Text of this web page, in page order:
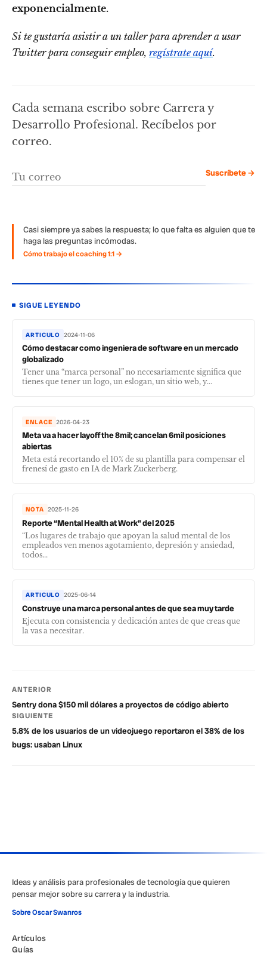
exponencialmente.
Si te gustaría asistir a un taller para aprender a usar
Twitter para conseguir empleo, regístrate aquí.
Cada semana escribo sobre Carrera y
Desarrollo Profesional. Recíbelos por
correo.
Suscríbete →
Casi siempre ya sabes la respuesta; lo que falta es alguien que te
haga las preguntas incómodas.
Cómo trabajo el coaching 1:1 →
SIGUE LEYENDO
ARTICULO 2024-11-06
Cómo destacar como ingeniera de software en un mercado
globalizado
Tener una “marca personal” no necesariamente significa que
tienes que tener un logo, un eslogan, un sitio web, y...
ENLACE 2026-04-23
Meta va a hacer layoff the 8mil; cancelan 6mil posiciones
abiertas
Meta está recortando el 10% de su plantilla para compensar el
frenesí de gasto en IA de Mark Zuckerberg.
NOTA 2025-11-26
Reporte “Mental Health at Work” del 2025
“Los lugares de trabajo que apoyan la salud mental de los
empleados ven menos agotamiento, depresión y ansiedad,
todos...
ARTICULO 2025-06-14
Construye una marca personal antes de que sea muy tarde
Ejecuta con consistencia y dedicación antes de que creas que
la vas a necesitar.
ANTERIOR
Sentry dona $150 mil dólares a proyectos de código abierto
SIGUIENTE
5.8% de los usuarios de un videojuego reportaron el 38% de los
bugs: usaban Linux
Ideas y análisis para profesionales de tecnología que quieren
pensar mejor sobre su carrera y la industria.
Sobre Oscar Swanros
Artículos
Guías